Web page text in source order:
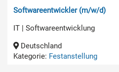
Softwareentwickler (m/w/d)
IT | Softwareentwicklung
Deutschland
Kategorie: Festanstellung